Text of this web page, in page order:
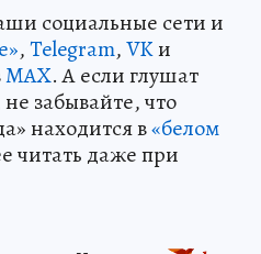
социальные сети и
,Telegram,VKи
MAX. А если глушат
забывайте, что
находится в«белом
читать даже при